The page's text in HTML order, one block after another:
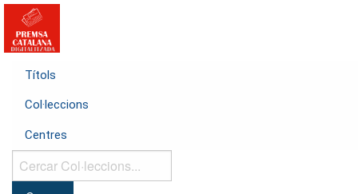
Títols
Col·leccions
Centres
Cercar
Col·leccions...